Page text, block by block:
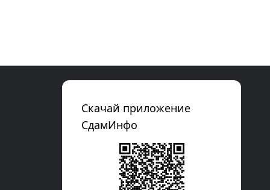
Скачай приложение
СдамИнфо